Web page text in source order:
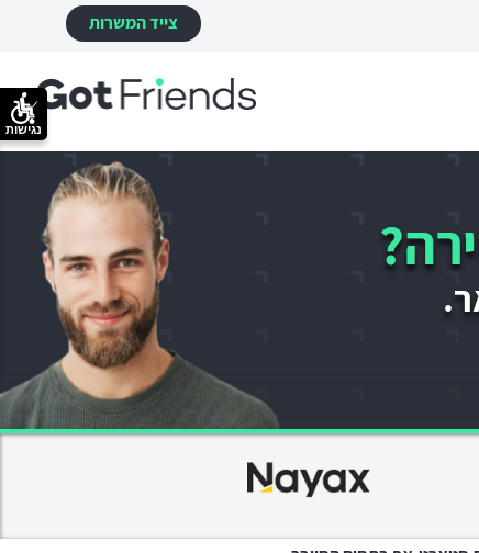
צייד המשרות
נגישות